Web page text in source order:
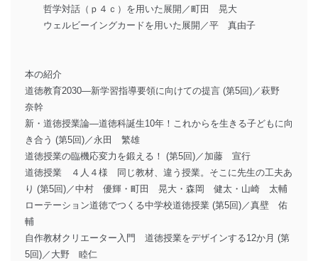
哲学対話（ｐ４ｃ）を用いた展開／町田 晃大
ウェルビーイングカードを用いた展開／平 真由子
本の紹介
道徳教育2030―新学習指導要領に向けての提言 (第5回)／萩野
奈幹
新・道徳授業論―道徳科誕生10年！これからを生きる子どもに向
き合う (第5回)／永田 繁雄
道徳授業の臨機応変力を鍛える！ (第5回)／加藤 宣行
道徳授業 ４人４様 同じ教材、違う授業。そこに先生の工夫あ
り (第5回)／中村 優輝・町田 晃大・森岡 健太・山崎 太輔
ローテーション道徳でつくる中学校道徳授業 (第5回)／真壁 佑
輔
自作教材クリエーター入門 道徳授業をデザインする12か月 (第
5回)／大野 睦仁